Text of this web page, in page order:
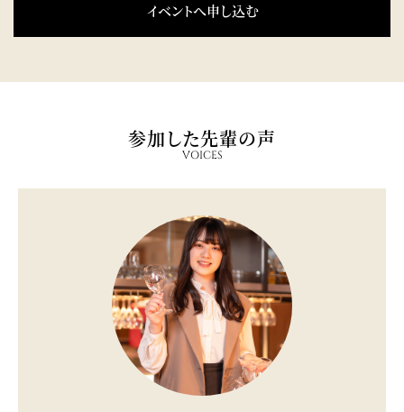
イベントへ申し込む
VOICES
参加した先輩の声